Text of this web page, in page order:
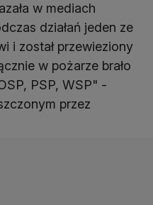
w mediach
działań jeden ze
i został przewieziony
w pożarze brało
PSP, WSP" -
przez